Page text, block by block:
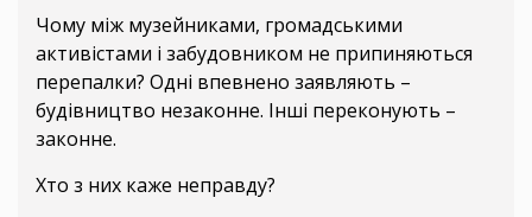
Чому між музейниками, громадськими
активістами і забудовником не припиняються
перепалки? Одні впевнено заявляють –
будівництво незаконне. Інші переконують –
законне.
Хто з них каже неправду?